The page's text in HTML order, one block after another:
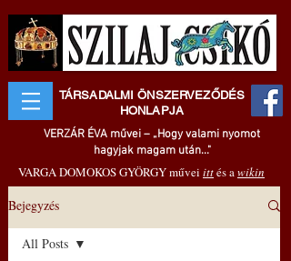
TÁRSADALMI ÖNSZERVEZŐDÉS
HONLAPJA
VERZÁR ÉVA művei – „Hogy valami nyomot
hagyjak magam után..."
VARGA DOMOKOS GYÖRGY művei ittés awikin
Bejegyzés
All Posts